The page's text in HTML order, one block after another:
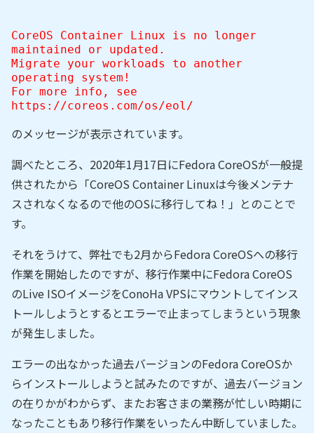
CoreOS Container Linux is no longer
maintained or updated.
Migrate your workloads to another
operating system!
For more info, see
https://coreos.com/os/eol/
のメッセージが表示されています。
調べたところ、2020年1月17日にFedora CoreOSが一般提
供されたから「CoreOS Container Linuxは今後メンテナ
スされなくなるので他のOSに移行してね！」とのことで
す。
それをうけて、弊社でも2月からFedora CoreOSへの移行
作業を開始したのですが、移行作業中にFedora CoreOS
のLive ISOイメージをConoHa VPSにマウントしてインス
トールしようとするとエラーで止まってしまうという現象
が発生しました。
エラーの出なかった過去バージョンのFedora CoreOSか
らインストールしようと試みたのですが、過去バージョン
の在りかがわからず、またお客さまの業務が忙しい時期に
なったこともあり移行作業をいったん中断していました。